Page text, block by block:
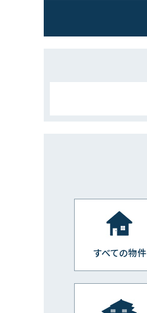
すべての物件